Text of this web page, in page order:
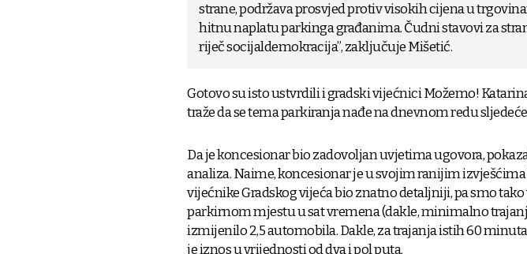
strane, podržava prosvjed protiv visokih cijena u
hitnu naplatu parkinga građanima. Čudni stavovi za
riječ socijaldemokracija”, zaključuje Mišetić.
Gotovo su isto ustvrdili i gradski vijećnici Možemo!
traže da se tema parkiranja nađe na dnevnom redu
Da je koncesionar bio zadovoljan uvjetima ugovora,
analiza. Naime, koncesionar je u svojim ranijim
vijećnike Gradskog vijeća bio znatno detaljniji, pa smo
parkirnom mjestu u sat vremena (dakle, minimalno
izmijenilo 2,5 automobila. Dakle, za trajanja istih 60
je iznos u vrijednosti od dva i pol puta.